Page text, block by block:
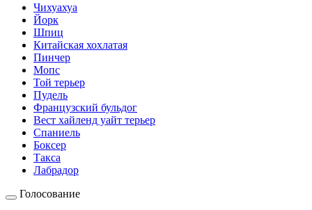
Чихуахуа
Йорк
Шпиц
Китайская хохлатая
Пинчер
Мопс
Той терьер
Пудель
Французский бульдог
Вест хайленд уайт терьер
Спаниель
Боксер
Такса
Лабрадор
Голосование